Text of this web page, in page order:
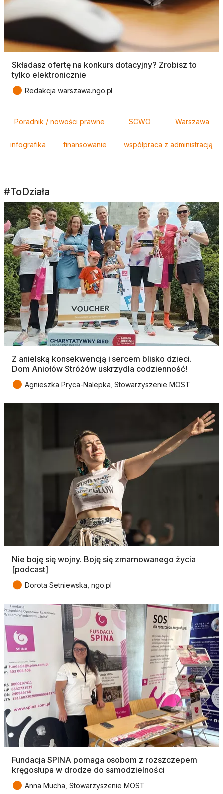
Składasz ofertę na konkurs dotacyjny? Zrobisz to
tylko elektronicznie
● Redakcja warszawa.ngo.pl
Poradnik / nowości prawne SCWO Warszawa
infografika finansowanie współpraca z administracją
#ToDziała
Z anielską konsekwencją i sercem blisko dzieci.
Dom Aniołów Stróżów uskrzydla codzienność!
● Agnieszka Pryca-Nalepka, Stowarzyszenie MOST
Nie boję się wojny. Boję się zmarnowanego życia
[podcast]
● Dorota Setniewska, ngo.pl
Fundacja SPINA pomaga osobom z rozszczepem
kręgosłupa w drodze do samodzielności
● Anna Mucha, Stowarzyszenie MOST